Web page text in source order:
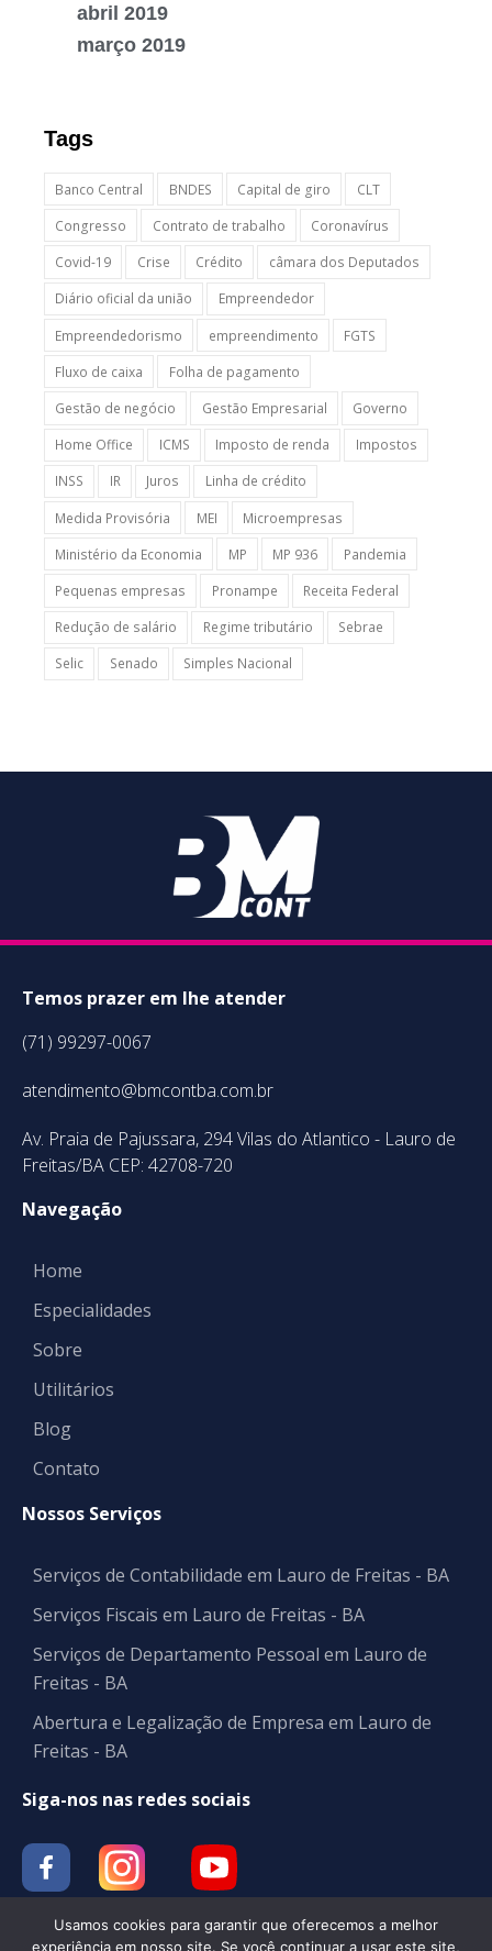
abril 2019
março 2019
Tags
Banco Central BNDES Capital de giro
CLT
Congresso
Contrato de trabalho
Coronavírus
Covid-19
Crise Crédito
câmara dos Deputados
Diário oficial da união
Empreendedor
Empreendedorismo
empreendimento
FGTS
Fluxo de caixa
Folha de pagamento
Gestão de negócio
Gestão Empresarial
Governo
Home Office
ICMS Imposto de renda
Impostos
INSS
IR Juros
Linha de crédito
Medida Provisória
MEI
Microempresas
Ministério da Economia
MP MP 936
Pandemia
Pequenas empresas
Pronampe
Receita Federal
Redução de salário
Regime tributário
Sebrae
Selic
Senado Simples Nacional
Temos prazer em lhe atender
(71) 99297-0067
atendimento@bmcontba.com.br
Av. Praia de Pajussara, 294 Vilas do Atlantico - Lauro de
Freitas/BA CEP: 42708-720
Navegação
Home
Especialidades
Sobre
Utilitários
Blog
Contato
Nossos Serviços
Serviços de Contabilidade em Lauro de Freitas - BA
Serviços Fiscais em Lauro de Freitas - BA
Serviços de Departamento Pessoal em Lauro de
Freitas - BA
Abertura e Legalização de Empresa em Lauro de
Freitas - BA
Siga-nos nas redes sociais
Usamos cookies para garantir que oferecemos a melhor
experiência em nosso site. Se você continuar a usar este site,